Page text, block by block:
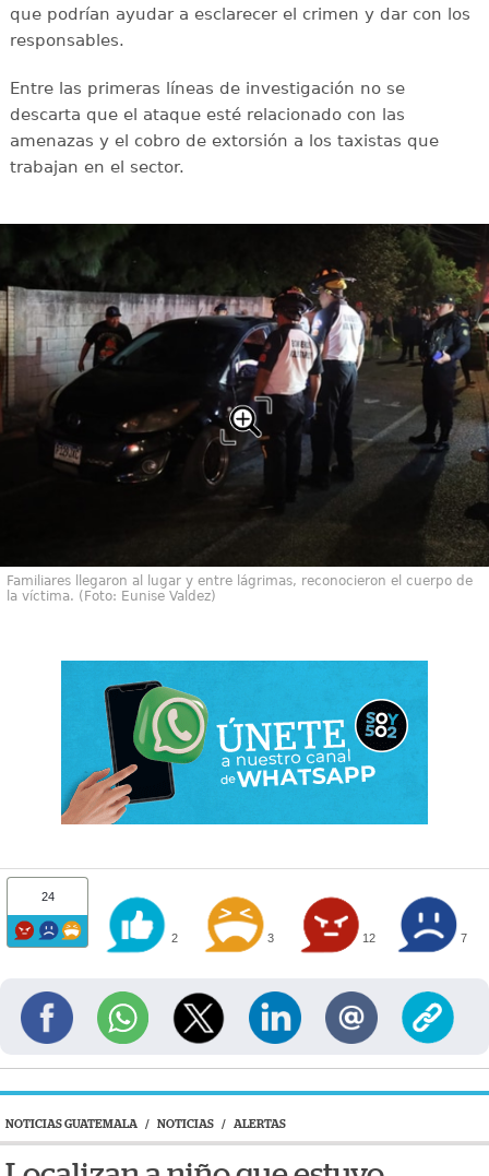
que podrían ayudar a esclarecer el crimen y dar con los
responsables.
Entre las primeras líneas de investigación no se
descarta que el ataque esté relacionado con las
amenazas y el cobro de extorsión a los taxistas que
trabajan en el sector.
Familiares llegaron al lugar y entre lágrimas, reconocieron el cuerpo de
la víctima. (Foto: Eunise Valdez)
24
2 3 12 7
NOTICIAS GUATEMALA / NOTICIAS / ALERTAS